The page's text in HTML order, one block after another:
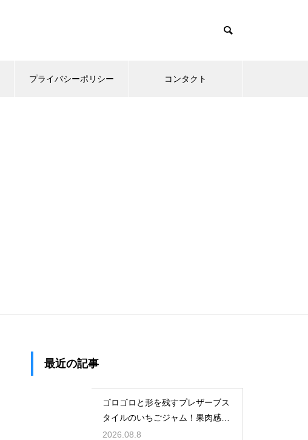
プライバシーポリシー コンタクト
最近の記事
ゴロゴロと形を残すプレザーブス
タイルのいちごジャム！果肉感を
たっぷり楽しむ美味しいレシピ
2026.08.8